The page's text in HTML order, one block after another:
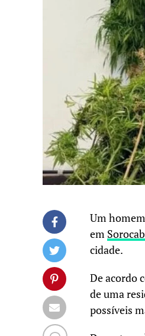
Um
em
cidade.
De acordo
de uma
possíveis